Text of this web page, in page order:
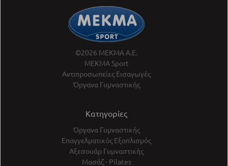
©2026 ΜΕΚΜΑ Α.Ε.
ΜΕΚΜΑ Sport
Αντιπροσωπείες Εισαγωγές
Όργανα Γυμναστικής
Κατηγορίες
Όργανα Γυμναστικής
Επαγγελματικός Εξοπλισμός
Αξεσουάρ Γυμναστικής
Μασάζ - Pilates